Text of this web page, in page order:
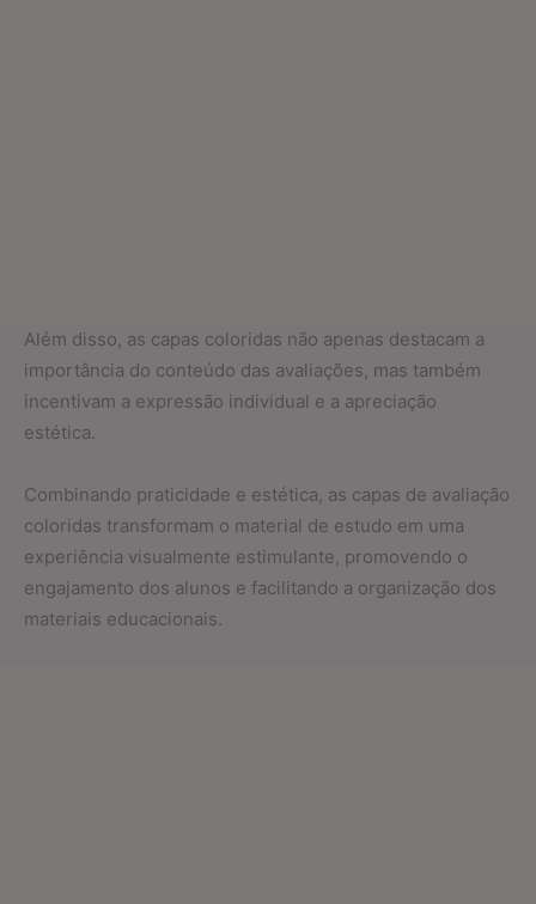
Além disso, as capas coloridas não apenas destacam a
importância do conteúdo das avaliações, mas também
incentivam a expressão individual e a apreciação
estética.
Combinando praticidade e estética, as capas de avaliação
coloridas transformam o material de estudo em uma
experiência visualmente estimulante, promovendo o
engajamento dos alunos e facilitando a organização dos
materiais educacionais.